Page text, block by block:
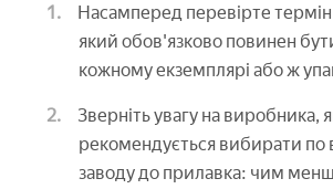
Насамперед перевірте
який обов'язково повинен
кожному екземплярі або ж
Зверніть увагу на виробника,
рекомендується вибирати по
заводу до прилавка: чим